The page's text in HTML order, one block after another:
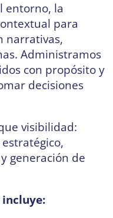
entorno, la
para
narrativas,
Administramos
con propósito y
decisiones
visibilidad:
generación de